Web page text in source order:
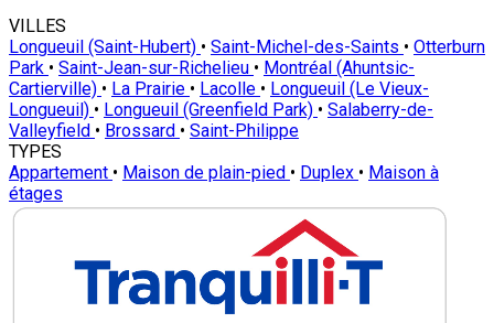
VILLES
Longueuil (Saint-Hubert) • Saint-Michel-des-Saints • Otterburn
Park • Saint-Jean-sur-Richelieu • Montréal (Ahuntsic-
Cartierville) • La Prairie • Lacolle • Longueuil (Le Vieux-
Longueuil) • Longueuil (Greenfield Park) • Salaberry-de-
Valleyfield • Brossard • Saint-Philippe
TYPES
Appartement • Maison de plain-pied • Duplex • Maison à
étages